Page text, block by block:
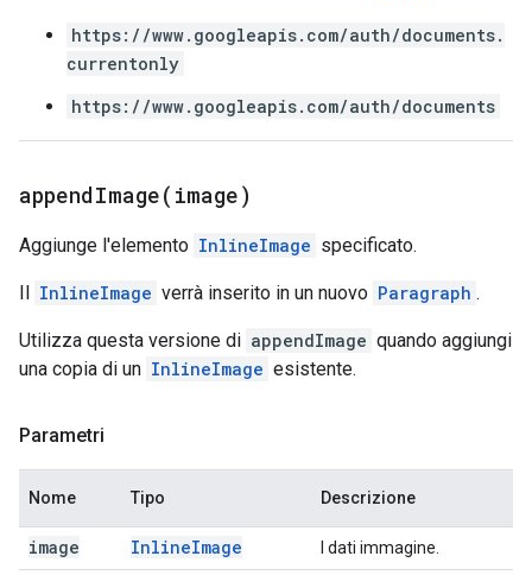
https://www.googleapis.com/auth/documents.
currentonly
https://www.googleapis.com/auth/documents
appendImage( image)
Aggiunge l'elemento InlineImage specificato.
Il InlineImage verrà inserito in un nuovo Paragraph .
Utilizza questa versione di appendImage quando aggiungi
una copia di un InlineImage esistente.
Parametri
Nome Tipo Descrizione
image InlineImage I dati immagine.